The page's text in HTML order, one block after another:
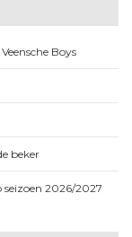
Boys
beker
seizoen 2026/2027